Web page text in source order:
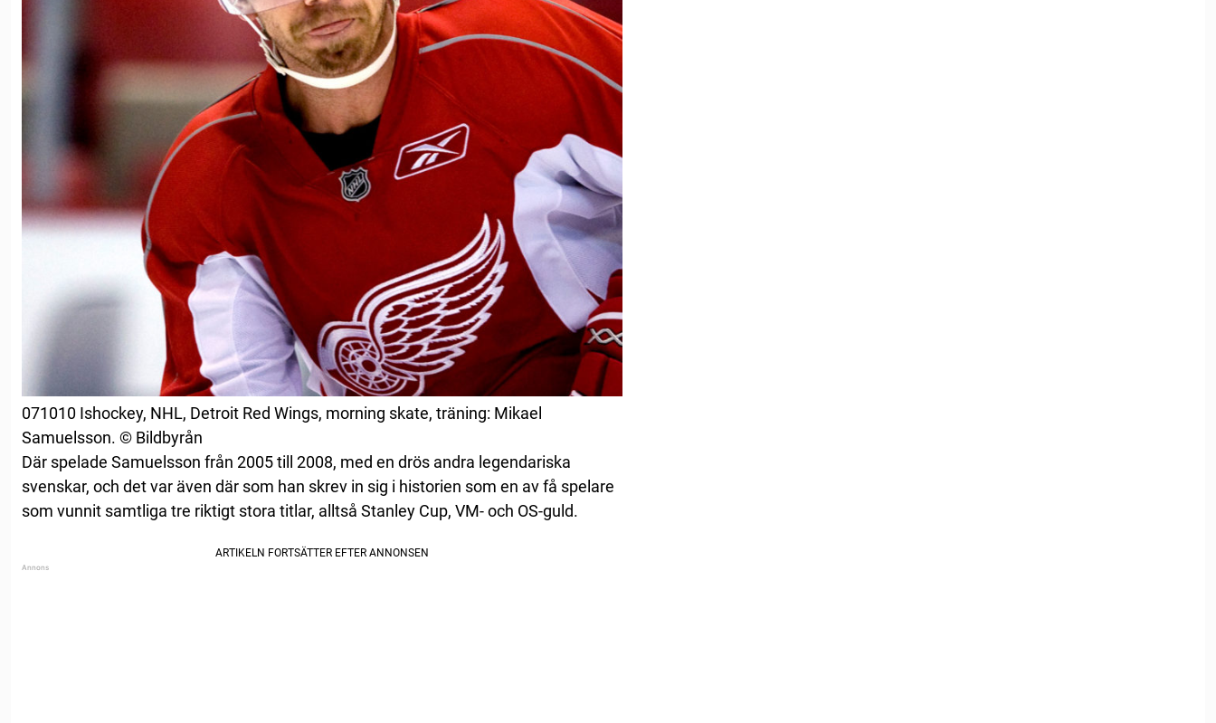
071010 Ishockey, NHL, Detroit Red Wings, morning skate, träning: Mikael
Samuelsson. © Bildbyrån
Där spelade Samuelsson från 2005 till 2008, med en drös andra legendariska
svenskar, och det var även där som han skrev in sig i historien som en av få spelare
som vunnit samtliga tre riktigt stora titlar, alltså Stanley Cup, VM- och OS-guld.